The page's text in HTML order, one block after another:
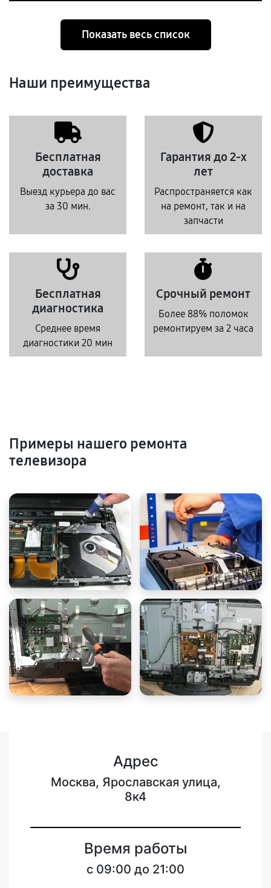
Показать весь список
Наши преимущества
Бесплатная
доставка
Выезд курьера до вас
за 30 мин.
Гарантия до 2-х
лет
Распространяется как
на ремонт, так и на
запчасти
Бесплатная
диагностика
Среднее время
диагностики 20 мин
Срочный ремонт
Более 88% поломок
ремонтируем за 2 часа
Примеры нашего ремонта
телевизора
Адрес
Москва, Ярославская улица,
8к4
Время работы
c 09:00 до 21:00